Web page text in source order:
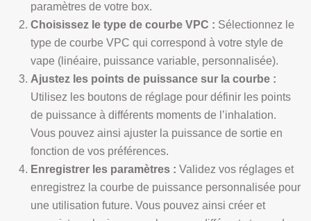
paramètres de votre box.
Choisissez le type de courbe VPC : Sélectionnez le
type de courbe VPC qui correspond à votre style de
vape (linéaire, puissance variable, personnalisée).
Ajustez les points de puissance sur la courbe :
Utilisez les boutons de réglage pour définir les points
de puissance à différents moments de l’inhalation.
Vous pouvez ainsi ajuster la puissance de sortie en
fonction de vos préférences.
Enregistrer les paramètres : Validez vos réglages et
enregistrez la courbe de puissance personnalisée pour
une utilisation future. Vous pouvez ainsi créer et